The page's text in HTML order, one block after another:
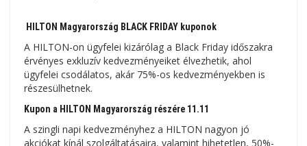
HILTON Magyarország BLACK FRIDAY kuponok
A HILTON-on ügyfelei kizárólag a Black Friday időszakra
érvényes exkluzív kedvezményeiket élvezhetik, ahol
ügyfelei csodálatos, akár 75%-os kedvezményekben is
részesülhetnek.
Kupon a HILTON Magyarország részére 11.11
A szingli napi kedvezményhez a HILTON nagyon jó
akciókat kínál szolgáltatásaira, valamint hihetetlen, 50%-